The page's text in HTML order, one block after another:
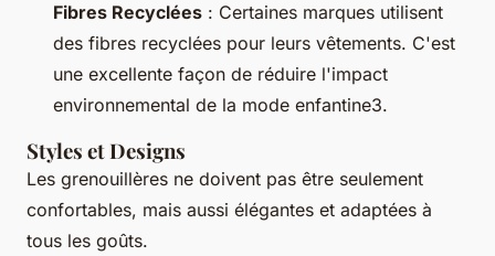
Fibres Recyclées : Certaines marques utilisent
des fibres recyclées pour leurs vêtements. C'est
une excellente façon de réduire l'impact
environnemental de la mode enfantine3.
Styles et Designs
Les grenouillères ne doivent pas être seulement
confortables, mais aussi élégantes et adaptées à
tous les goûts.